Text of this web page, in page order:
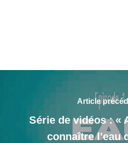
Article
Série de vidéos : «
connaître l’eau